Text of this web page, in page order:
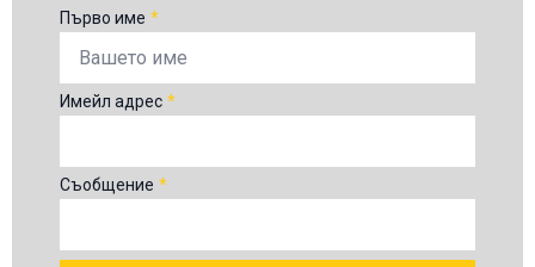
Първо име *
Имейл адрес *
Съобщение *